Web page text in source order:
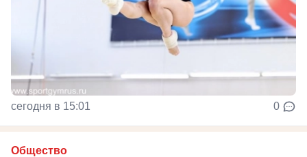
сегодня в 15:01 0
Общество